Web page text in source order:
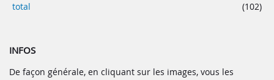
total
(102)
INFOS
De façon générale, en cliquant sur les images, vous les